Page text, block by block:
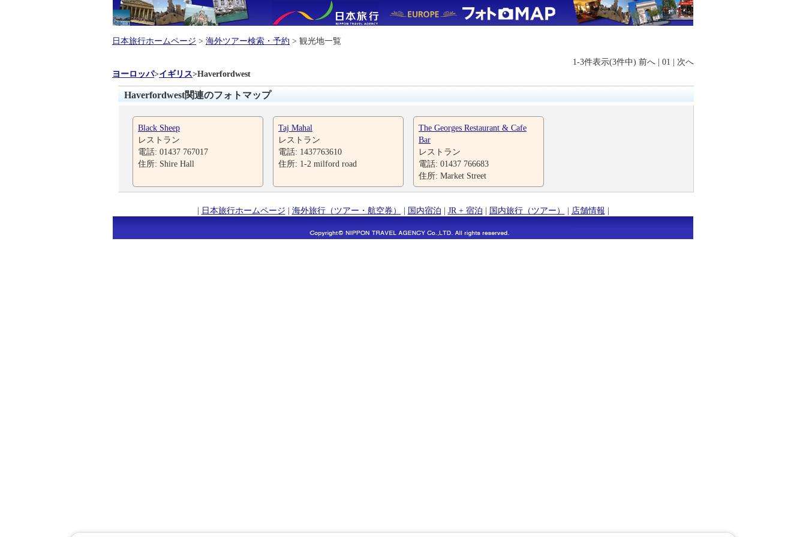
日本旅行ホームページ > 海外ツアー検索・予約 > 観光地一覧
1-3件表示(3件中) 前へ | 01 | 次へ
ヨーロッパ>イギリス>Haverfordwest
Haverfordwest関連のフォトマップ
Black Sheep
レストラン
電話: 01437 767017
住所: Shire Hall
Taj Mahal
レストラン
電話: 1437763610
住所: 1-2 milford road
The Georges Restaurant & Cafe
Bar
レストラン
電話: 01437 766683
住所: Market Street
| 日本旅行ホームページ | 海外旅行（ツアー・航空券） | 国内宿泊 | JR + 宿泊 | 国内旅行（ツアー） | 店舗情報 |